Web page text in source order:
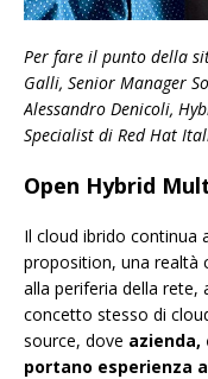
Per fare il punto della
Galli, Senior Manager
Alessandro Denicoli,
Specialist di Red Hat
Open Hybrid
Il cloud ibrido continua
proposition, una realtà
alla periferia della rete,
concetto stesso di
source, dove
portano esperienza